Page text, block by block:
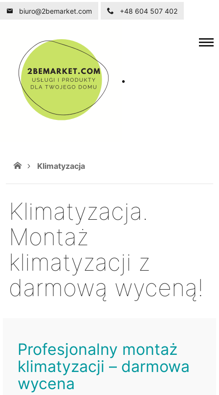
biuro@2bemarket.com +48 604 507 402
Klimatyzacja
Klimatyzacja.
Montaż
klimatyzacji z
darmową wyceną!
Profesjonalny montaż
klimatyzacji – darmowa
wycena